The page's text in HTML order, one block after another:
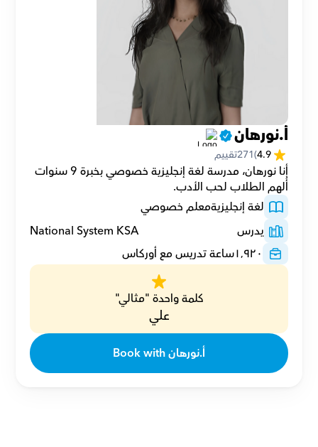
أ.نورهان
4.9
(
271تقييم
أُلهم الطلاب لحب الأدب.
لغة إنجليزيةمعلم خصوصي
يدرس
National System KSA
١٬٩٢٠ساعة تدريس مع أوركاس
كلمة واحدة "مثالي"
علي
Book with أ.نورهان